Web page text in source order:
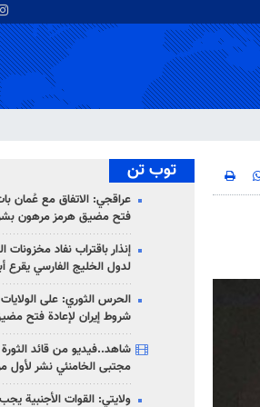
توب تن
عراقجي: الاتفاق مع عُمان
فتح مضيق هرمز مرهون
إنذار باقتراب نفاد مخزونات
لدول الخليج الفارسي يقرع
الحرس الثوري: على
شروط إيران لإعادة فتح
شاهد..فيديو من قائد الثورة
مجتبى الخامنئي نشر لأول
ولايتي: القوات الأجنبية